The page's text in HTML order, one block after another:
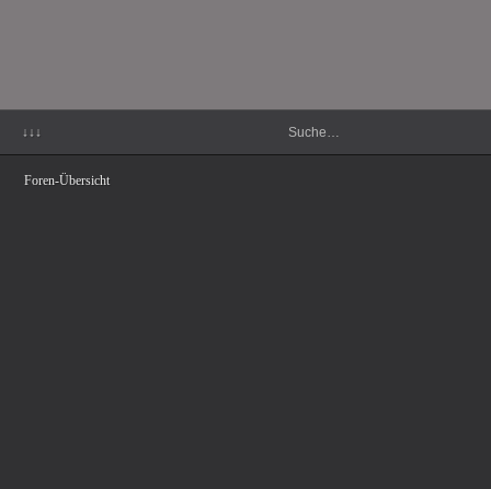
↓↓↓
Foren-Übersicht